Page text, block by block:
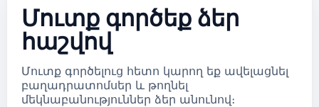
Մուտք գործեք ձեր
հաշվով
Մուտք գործելուց հետո կարող եք ավելացնել
բաղադրատոմսեր և թողնել
մեկնաբանություններ ձեր անունով։